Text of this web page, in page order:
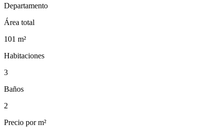
Departamento
Área total
101 m²
Habitaciones
3
Baños
2
Precio por m²